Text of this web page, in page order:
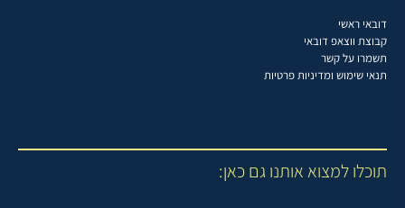
דובאי ראשי
קבוצת ווצאפ דובאי
תשמרו על קשר
תנאי שימוש ומדיניות פרטיות
תוכלו למצוא אותנו גם כאן: